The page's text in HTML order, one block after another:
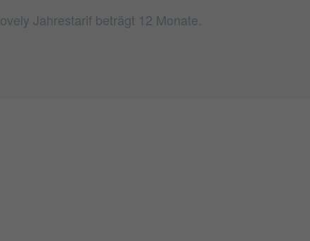
Jahrestarif beträgt 12 Monate.